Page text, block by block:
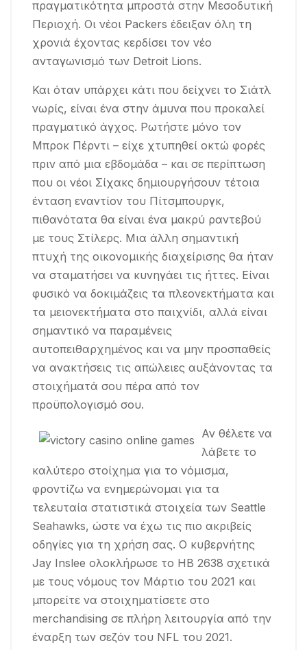
πραγματικότητα μπροστά στην Μεσοδυτική
Περιοχή. Οι νέοι Packers έδειξαν όλη τη
χρονιά έχοντας κερδίσει τον νέο
ανταγωνισμό των Detroit Lions.
Και όταν υπάρχει κάτι που δείχνει το Σιάτλ
νωρίς, είναι ένα στην άμυνα που προκαλεί
πραγματικό άγχος. Ρωτήστε μόνο τον
Μπροκ Πέρντι – είχε χτυπηθεί οκτώ φορές
πριν από μια εβδομάδα – και σε περίπτωση
που οι νέοι Σίχακς δημιουργήσουν τέτοια
ένταση εναντίον του Πίτσμπουργκ,
πιθανότατα θα είναι ένα μακρύ ραντεβού
με τους Στίλερς. Μια άλλη σημαντική
πτυχή της οικονομικής διαχείρισης θα ήταν
να σταματήσει να κυνηγάει τις ήττες. Είναι
φυσικό να δοκιμάζεις τα πλεονεκτήματα και
τα μειονεκτήματα στο παιχνίδι, αλλά είναι
σημαντικό να παραμένεις
αυτοπειθαρχημένος και να μην προσπαθείς
να ανακτήσεις τις απώλειες αυξάνοντας τα
στοιχήματά σου πέρα ​​από τον
προϋπολογισμό σου.
Αν θέλετε να
λάβετε το
καλύτερο στοίχημα για το νόμισμα,
φροντίζω να ενημερώνομαι για τα
τελευταία στατιστικά στοιχεία των Seattle
Seahawks, ώστε να έχω τις πιο ακριβείς
οδηγίες για τη χρήση σας. Ο κυβερνήτης
Jay Inslee ολοκλήρωσε το HB 2638 σχετικά
με τους νόμους τον Μάρτιο του 2021 και
μπορείτε να στοιχηματίσετε στο
merchandising σε πλήρη λειτουργία από την
έναρξη των σεζόν του NFL του 2021.